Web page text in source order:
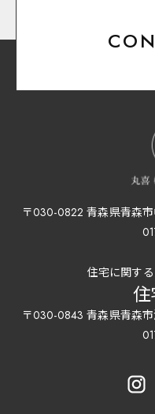
〒030-0822 青森県青森
住宅に関す
住
〒030-0843 青森県青森